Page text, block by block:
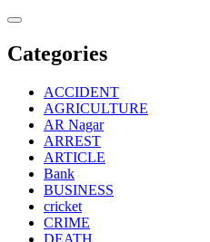
Skip
content
Categories
ACCIDENT
AGRICULTURE
AR Nagar
ARREST
ARTICLE
Bank
BUSINESS
cricket
CRIME
DEATH